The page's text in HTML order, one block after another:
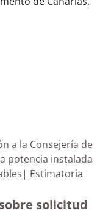
a la Consejería de
potencia instalada
Estimatoria
solicitud